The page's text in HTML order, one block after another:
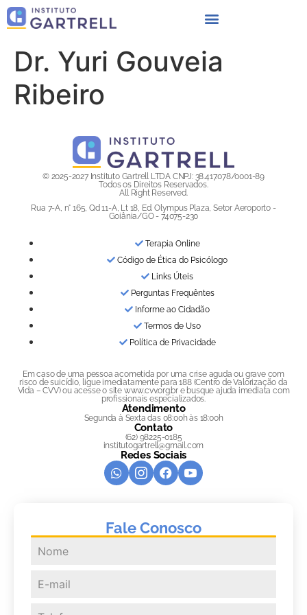
Dr. Yuri Gouveia
Ribeiro
© 2025-2027 Instituto Gartrell LTDA CNPJ: 38.417.078/0001-89
Todos os Direitos Reservados.
All Right Reserved.
Rua 7-A, n° 165, Qd 11-A, Lt 18, Ed. Olympus Plaza, Setor Aeroporto -
Goiânia/GO - 74075-230
Terapia Online
Código de Ética do Psicólogo
Links Úteis
Perguntas Frequêntes
Informe ao Cidadão
Termos de Uso
Política de Privacidade
Em caso de uma pessoa acometida por uma crise aguda ou grave com
risco de suicídio, ligue imediatamente para 188 (Centro de Valorização da
Vida – CVV) ou acesse o site www.cvv.org.br e busque ajuda imediata com
profissionais especializados.
Atendimento
Segunda à Sexta das 08:00h às 18:00h
Contato
(62) 98225-0185
institutogartrell@gmail.com
Redes Sociais
Fale Conosco